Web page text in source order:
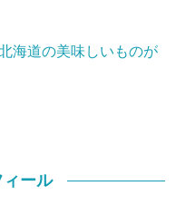
海道の美味しいものが
ール